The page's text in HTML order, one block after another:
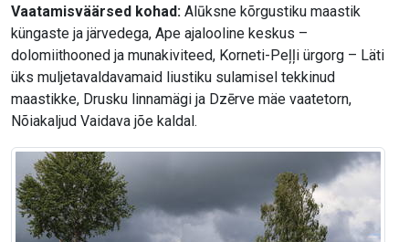
Vaatamisväärsed kohad: Alūksne kõrgustiku maastik
küngaste ja järvedega, Ape ajalooline keskus –
dolomiithooned ja munakiviteed, Korneti-Peļļi ürgorg – Läti
üks muljetavaldavamaid liustiku sulamisel tekkinud
maastikke, Drusku linnamägi ja Dzērve mäe vaatetorn,
Nõiakaljud Vaidava jõe kaldal.